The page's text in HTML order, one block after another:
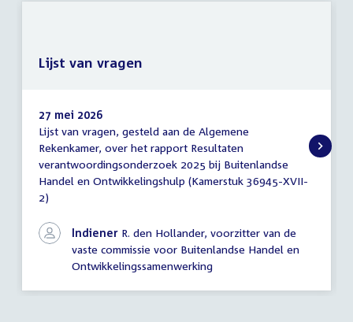
Lijst
van
vragen
27 mei 2026
Lijst van vragen, gesteld aan de Algemene
Rekenkamer, over het rapport Resultaten
verantwoordingsonderzoek 2025 bij Buitenlandse
Handel en Ontwikkelingshulp (Kamerstuk 36945-XVII-
2)
Indiener R. den Hollander, voorzitter van de
vaste commissie voor Buitenlandse Handel en
Ontwikkelingssamenwerking
Lijst van vragen